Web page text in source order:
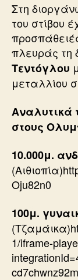
Στη
του στίβου
πλευράς τη
Τεντόγλου
μεταλλίου
Αναλυτικά
στους
10.000μ.
Oju82n0
100μ.
1/iframe-